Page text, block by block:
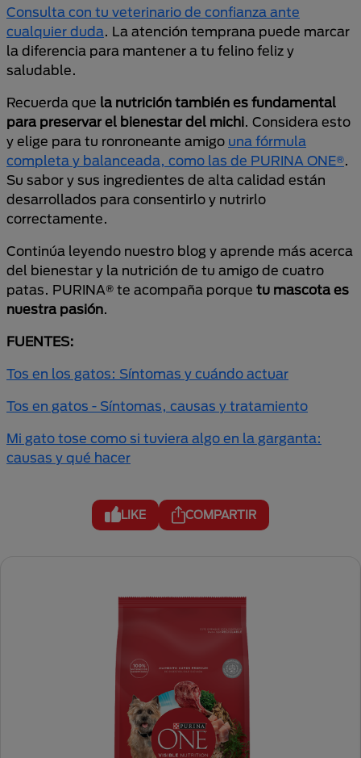
Consulta con tu veterinario de confianza ante
cualquier duda . La atención temprana puede marcar
la diferencia para mantener a tu felino feliz y
saludable.
Recuerda que la nutrición también es fundamental
para preservar el bienestar del michi . Considera esto
y elige para tu ronroneante amigo una fórmula
completa y balanceada, como las de PURINA ONE®
Su sabor y sus ingredientes de alta calidad están
desarrollados para consentirlo y nutrirlo
correctamente.
Continúa leyendo nuestro blog y aprende más acerca
del bienestar y la nutrición de tu amigo de cuatro
patas. PURINA® te acompaña porque tu mascota es
nuestra pasión
FUENTES:
Tos en los gatos: Síntomas y cuándo actuar
Tos en gatos - Síntomas, causas y tratamiento
Mi gato tose como si tuviera algo en la garganta:
causas y qué hacer
LIKE COMPARTIR